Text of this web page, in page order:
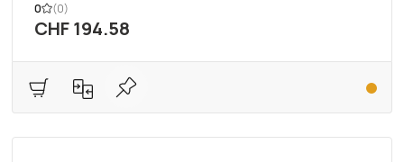
0 (0)
CHF 194.58